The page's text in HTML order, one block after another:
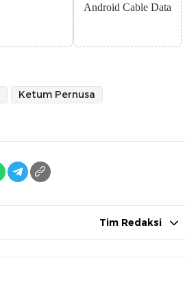
Android Cable Data
Ketum Pernusa
Tim Redaksi